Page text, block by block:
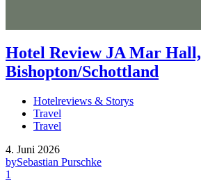
Hotel Review JA Mar Hall,
Bishopton/Schottland
Hotelreviews & Storys
Travel
Travel
4. Juni 2026
bySebastian Purschke
1